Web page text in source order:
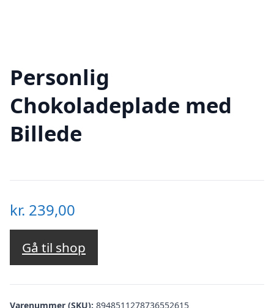
Personlig
Chokoladeplade med
Billede
kr. 239,00
Gå til shop
Varenummer (SKU): 8948511278736552615